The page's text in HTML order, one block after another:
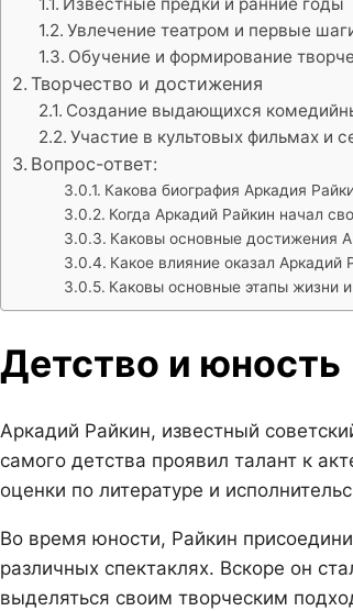
Увлечение театром и первые
Обучение и формирование
Творчество и достижения
Создание выдающихся
Участие в культовых фильмах и
Вопрос-ответ:
Какова биография Аркадия
Когда Аркадий Райкин начал
Каковы основные достижения
Какое влияние оказал Аркадий
Каковы основные этапы жизни
Детство и юность
Аркадий Райкин, известный
самого детства проявил талант к
оценки по литературе и
Во время юности, Райкин
различных спектаклях. Вскоре он
выделяться своим творческим